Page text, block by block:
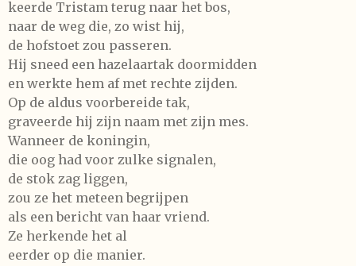
keerde Tristam terug naar het bos,
naar de weg die, zo wist hij,
de hofstoet zou passeren.
Hij sneed een hazelaartak doormidden
en werkte hem af met rechte zijden.
Op de aldus voorbereide tak,
graveerde hij zijn naam met zijn mes.
Wanneer de koningin,
die oog had voor zulke signalen,
de stok zag liggen,
zou ze het meteen begrijpen
als een bericht van haar vriend.
Ze herkende het al
eerder op die manier.